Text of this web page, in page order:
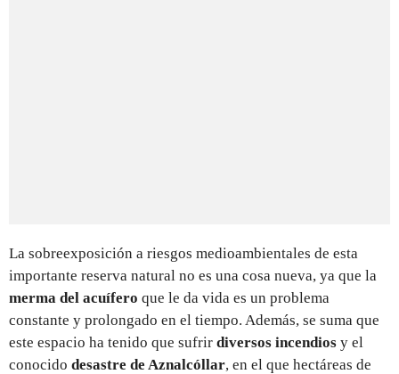
La sobreexposición a riesgos medioambientales de esta
importante reserva natural no es una cosa nueva, ya que la
merma del acuífero que le da vida es un problema
constante y prolongado en el tiempo. Además, se suma que
este espacio ha tenido que sufrir diversos incendios y el
conocido desastre de Aznalcóllar, en el que hectáreas de